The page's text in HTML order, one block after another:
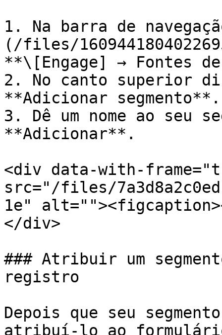
1. Na barra de
(/files/
**\[Engage] → Fontes
2. No canto superior
**Adicionar segmento**.
3. Dê um nome ao seu
**Adicionar**.
<div data-with-
src="/files/
1e"
</div>
### Atribuir um
registro
Depois que seu
atribuí-lo ao